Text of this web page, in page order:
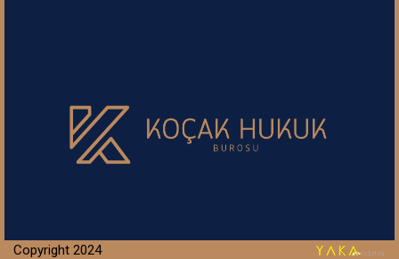
Copyright 2024